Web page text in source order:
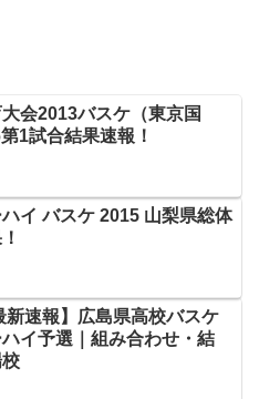
会2013バスケ（東京国
1試合結果速報！
イ バスケ 2015 山梨県総体
新速報】広島県高校バスケ
イ予選｜組み合わせ・結